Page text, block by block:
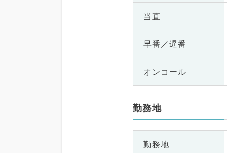
当直
早番／遅番
オンコール
勤務地
勤務地